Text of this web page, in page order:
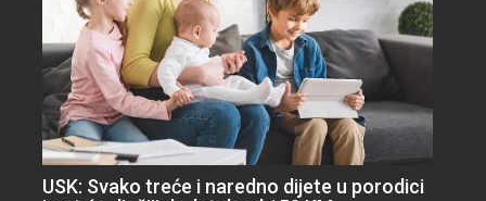
USK: Svako treće i naredno dijete u porodici